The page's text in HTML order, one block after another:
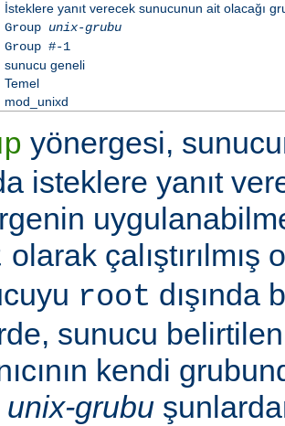
İsteklere yanıt verecek sunucunun ait olacağı
Group unix-grubu
Group #-1
sunucu geneli
Temel
mod_unixd
yönergesi,
isteklere yanıt
olarak çalıştırılmış
root dışında
sunucu
kendi
unix-grubu